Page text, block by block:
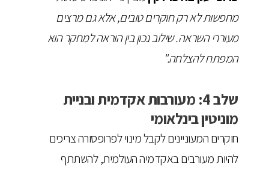
מחפשות לא רק חוקרים טובים, אלא גם מרצים
מעוררי השראה. שילוב נכון בין הוראה למחקר הוא
המפתח להצלחה."
שלב 4: מעורבות אקדמית ובניית
מוניטין בינלאומי
חוקרים המעוניינים לקבל מינוי לפרופסורה צריכים
להיות מעורבים באקדמיה העולמית, להשתתף